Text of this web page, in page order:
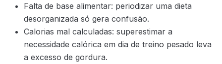
Falta de base alimentar: periodizar uma dieta
desorganizada só gera confusão.
Calorias mal calculadas: superestimar a
necessidade calórica em dia de treino pesado leva
a excesso de gordura.